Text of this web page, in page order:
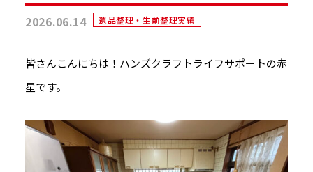
2026.06.14 遺品整理・生前整理実績
皆さんこんにちは！ハンズクラフトライフサポートの赤
星です。